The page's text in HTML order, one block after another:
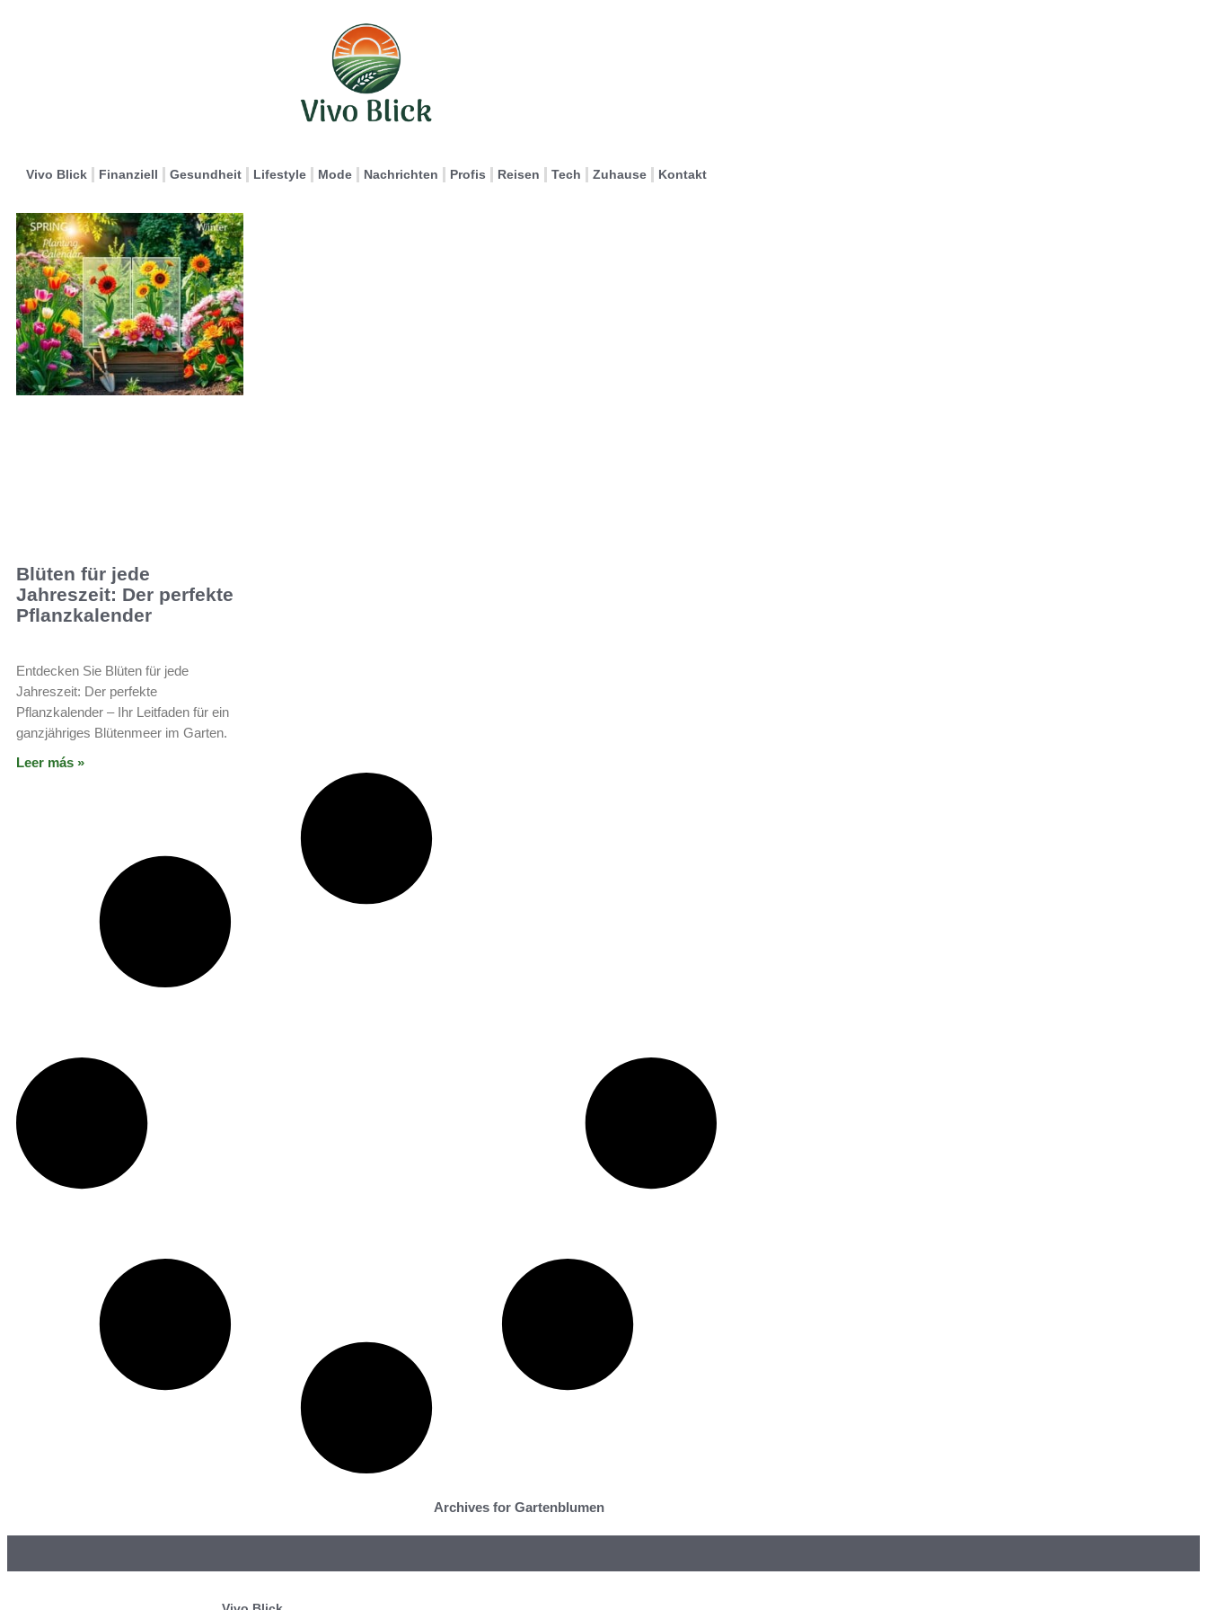
Vivo Blick Finanziell Gesundheit Lifestyle Mode Nachrichten Profis Reisen Tech Zuhause Kontakt
Blüten für jede
Jahreszeit: Der perfekte
Pflanzkalender
Entdecken Sie Blüten für jede
Jahreszeit: Der perfekte
Pflanzkalender – Ihr Leitfaden für ein
ganzjähriges Blütenmeer im Garten.
Leer más »
Archives for Gartenblumen